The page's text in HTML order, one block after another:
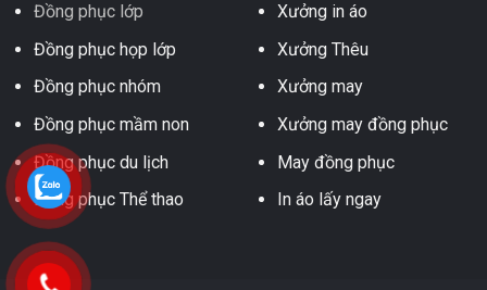
Đồng phục lớp
Đồng phục họp lớp
Đồng phục nhóm
Đồng phục mầm non
Đồng phục du lịch
Đồng phục Thể thao
Xưởng in áo
Xưởng Thêu
Xưởng may
Xưởng may đồng phục
May đồng phục
In áo lấy ngay